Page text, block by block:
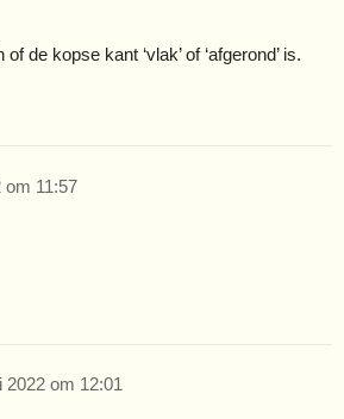
de kopse kant ‘vlak’ of ‘afgerond’ is.
om 11:57
2022 om 12:01